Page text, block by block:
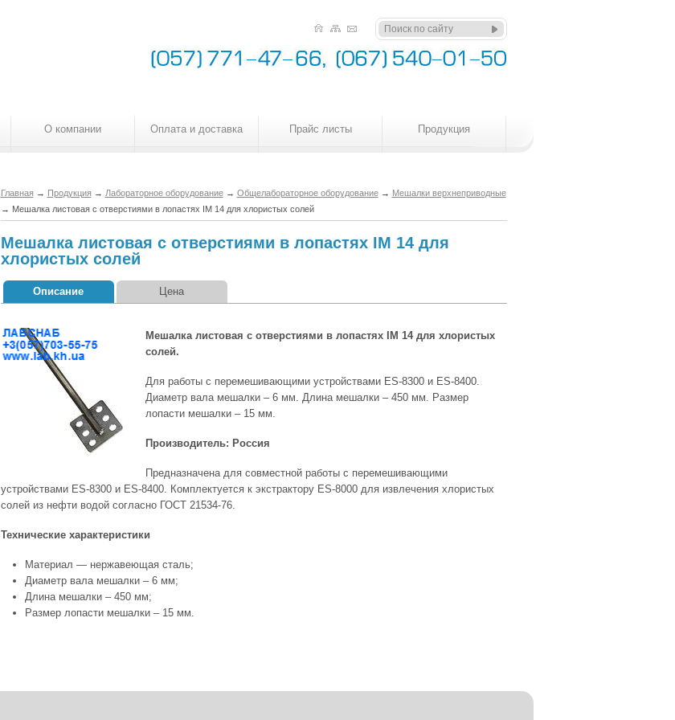
О компании Оплата и доставка Прайс листы Продукция
Главная → Продукция → Лабораторное оборудование→ Общелабораторное оборудование→ Мешалки верхнеприводные
→ Мешалка листовая с отверстиями в лопастях IM 14 для хлористых солей
Мешалка листовая с отверстиями в лопастях IM 14 для
хлористых солей
Описание Цена
Мешалка листовая с отверстиями в лопастях IM 14 для хлористых
солей.
Для работы с перемешивающими устройствами ES-8300 и ES-8400.
Диаметр вала мешалки – 6 мм. Длина мешалки – 450 мм. Размер
лопасти мешалки – 15 мм.
Производитель: Россия
Предназначена для совместной работы с перемешивающими
устройствами ES-8300 и ES-8400. Комплектуется к экстрактору ES-8000 для извлечения хлористых
солей из нефти водой согласно ГОСТ 21534-76.
Технические характеристики
Материал — нержавеющая сталь;
Диаметр вала мешалки – 6 мм;
Длина мешалки – 450 мм;
Размер лопасти мешалки – 15 мм.